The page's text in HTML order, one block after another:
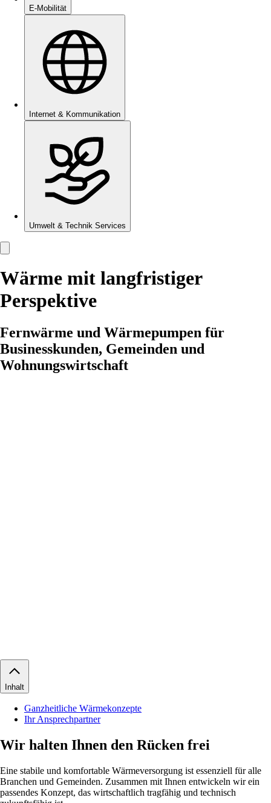
E-Mobilität
Internet & Kommunikation
Umwelt & Technik Services
Wärme mit langfristiger
Perspektive
Fernwärme und Wärmepumpen für
Businesskunden, Gemeinden und
Wohnungswirtschaft
Inhalt
Ganzheitliche Wärmekonzepte
Ihr Ansprechpartner
Wir halten Ihnen den Rücken frei
Eine stabile und komfortable Wärmeversorgung ist essenziell für alle
Branchen und Gemeinden. Zusammen mit Ihnen entwickeln wir ein
passendes Konzept, das wirtschaftlich tragfähig und technisch